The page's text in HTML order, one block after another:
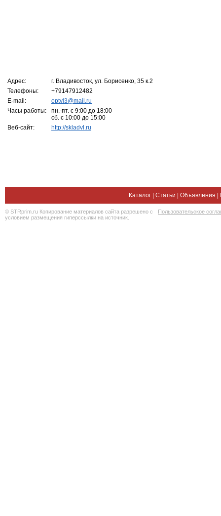
Адрес:
г. Владивосток, ул. Борисенко, 35 к.2
Телефоны:
+79147912482
E-mail:
optvl3@mail.ru
Часы работы:
пн.-пт. с 9:00 до 18:00
сб. с 10:00 до 15:00
Веб-сайт:
http://skladvl.ru
Каталог Статьи Объявления
© STRprim.ru Копирование материалов сайта разрешено с
условием размещения гиперссылки на источник.
Пользовательское